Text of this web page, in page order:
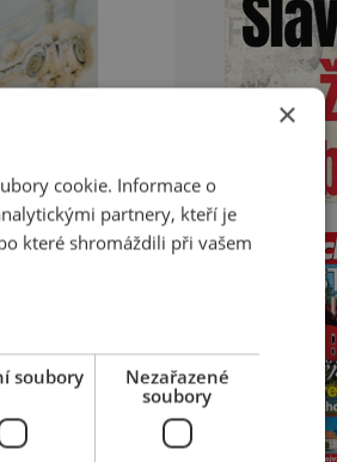
×
cookie. Informace o
partnery, kteří je
které shromáždili při vašem
soubory
Nezařazené
soubory